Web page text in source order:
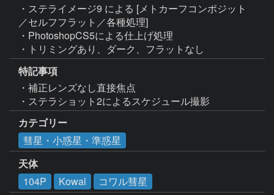
・ステライメージ9 による [メトカーフコンポジット
／セルフフラット／各種処理]
・PhotoshopCS5による仕上げ処理
・トリミングあり、ダーク、フラットなし
特記事項
・補正レンズなし直接焦点
・ステラショット2によるスケジュール撮影
カテゴリー
彗星・小惑星・準惑星
天体
104P
Kowal コワル彗星